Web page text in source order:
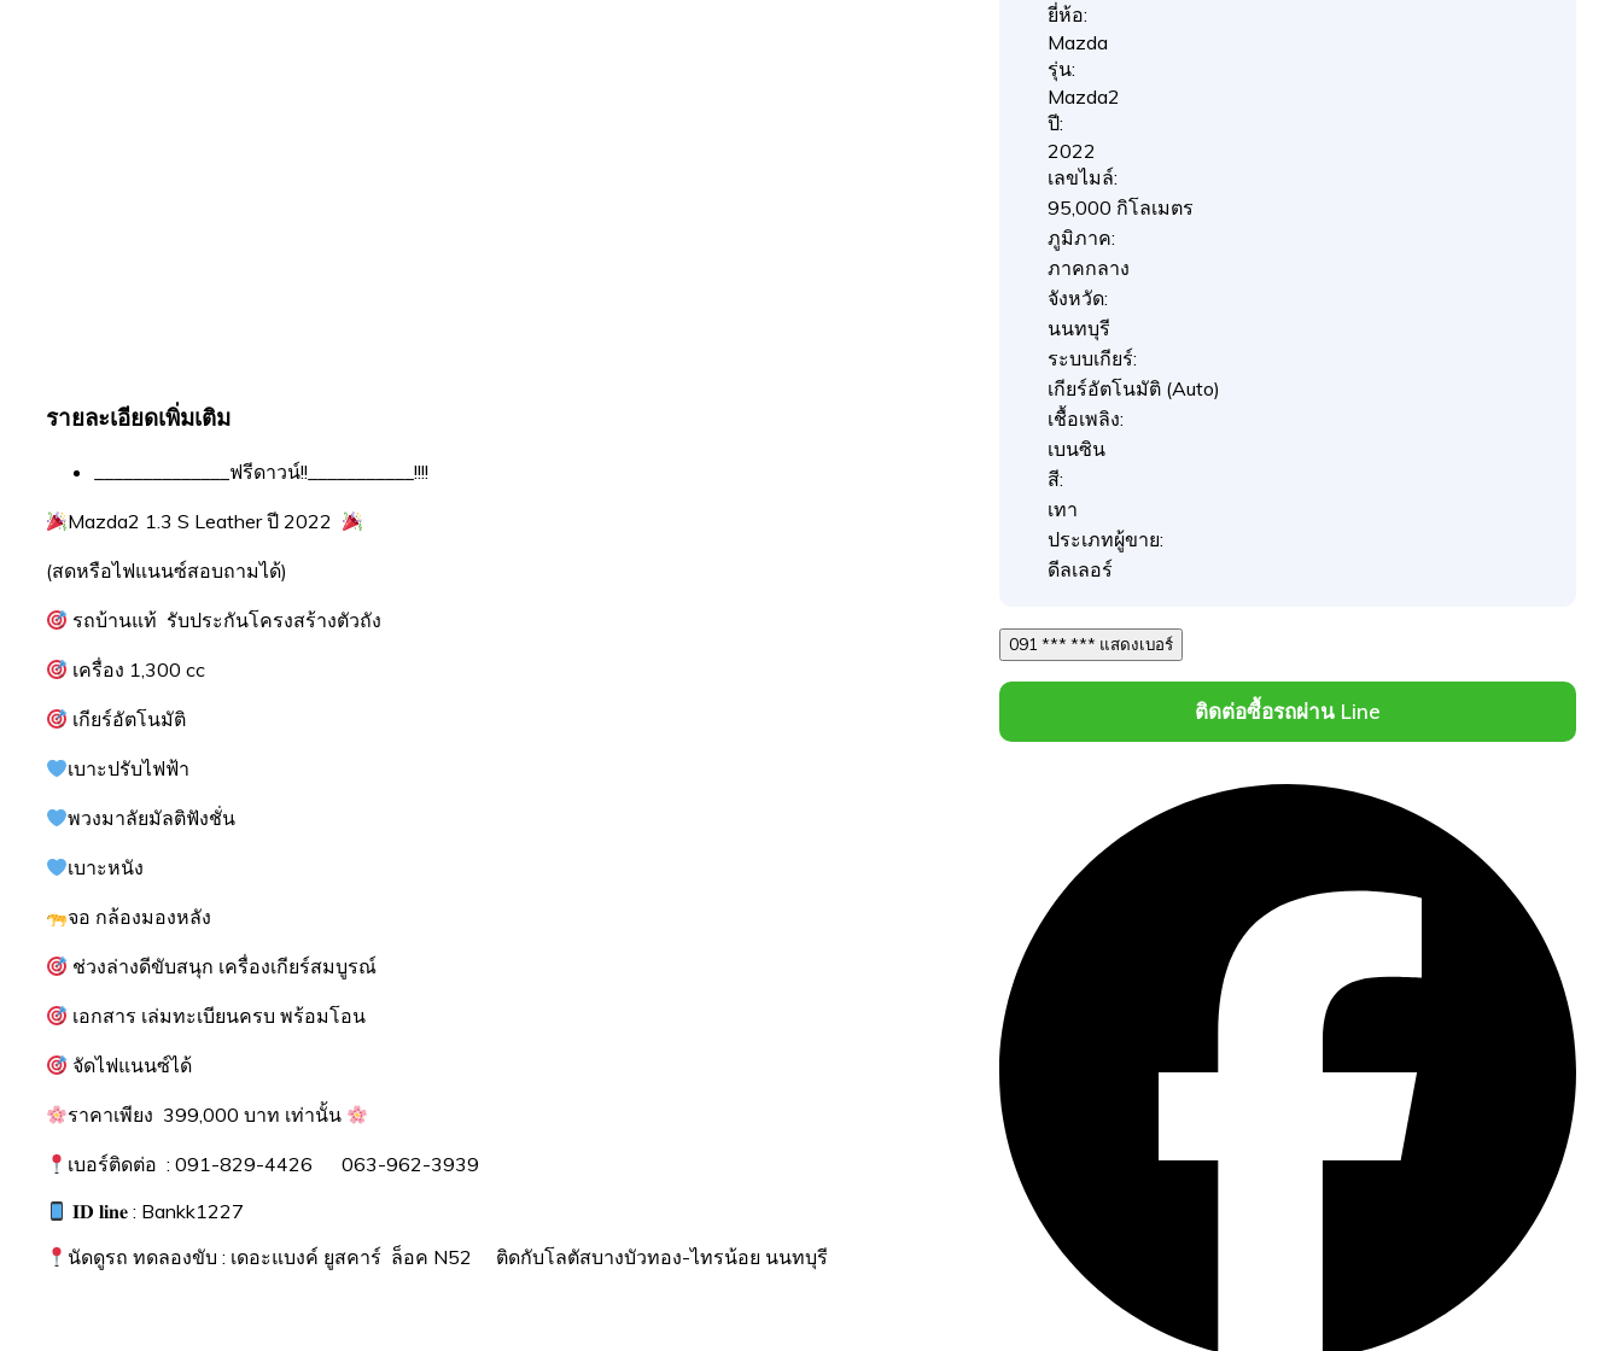
รายละเอียดเพิ่มเติม
______________ฟรีดาวน์!!___________!!!!
Mazda2 1.3 S Leather ปี 2022
(สดหรือไฟแนนซ์สอบถามได้)
รถบ้านแท้ รับประกันโครงสร้างตัวถัง
เครื่อง 1,300 cc
เกียร์อัตโนมัติ
เบาะปรับไฟฟ้า
พวงมาลัยมัลติฟังชั่น
เบาะหนัง
จอ กล้องมองหลัง
ช่วงล่างดีขับสนุก เครื่องเกียร์สมบูรณ์
เอกสาร เล่มทะเบียนครบ พร้อมโอน
จัดไฟแนนซ์ได้
ราคาเพียง 399,000 บาท เท่านั้น
เบอร์ติดต่อ : 091-829-4426 063-962-3939
𝐈𝐃 𝐥𝐢𝐧𝐞 : Bankk1227
นัดดูรถ ทดลองขับ : เดอะแบงค์ ยูสคาร์ ล็อค N52 ติดกับโลตัสบางบัวทอง-ไทรน้อย นนทบุรี
ยี่ห้อ:
Mazda
รุ่น:
Mazda2
ปี:
2022
เลขไมล์:
95,000 กิโลเมตร
ภูมิภาค:
ภาคกลาง
จังหวัด:
นนทบุรี
ระบบเกียร์:
เกียร์อัตโนมัติ (Auto)
เชื้อเพลิง:
เบนซิน
สี:
เทา
ประเภทผู้ขาย:
ดีลเลอร์
091 *** *** แสดงเบอร์
ติดต่อซื้อรถผ่าน Line